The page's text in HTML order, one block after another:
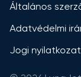
Általános
Adatvédelmi
Jogi nyilatkozat